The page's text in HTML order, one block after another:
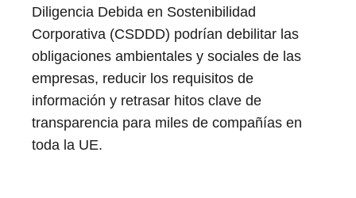
Diligencia Debida en Sostenibilidad
Corporativa (CSDDD) podrían debilitar las
obligaciones ambientales y sociales de las
empresas, reducir los requisitos de
información y retrasar hitos clave de
transparencia para miles de compañías en
toda la UE.